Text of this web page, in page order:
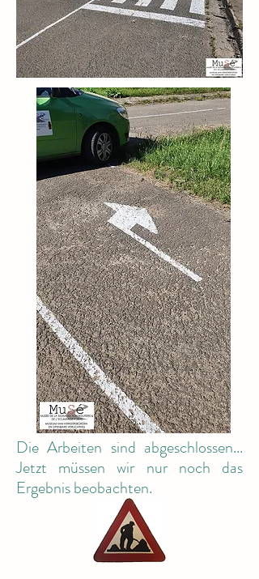
Die Arbeiten sind abgeschlossen...
Jetzt müssen wir nur noch das
Ergebnis beobachten.